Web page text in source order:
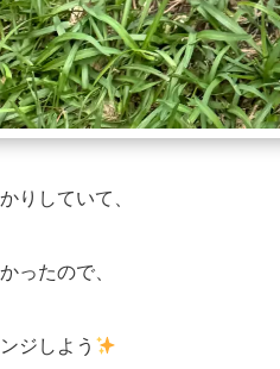
りしていて、
ったので、
ジしよう